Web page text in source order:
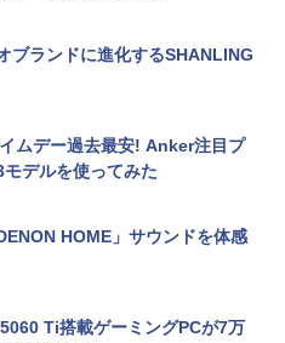
ブランドに進化するSHANLING
ムデー過去最安! Anker注目プ
モデルを使ってみた
HOME」サウンドを体感
Ti搭載ゲーミングPCが7万